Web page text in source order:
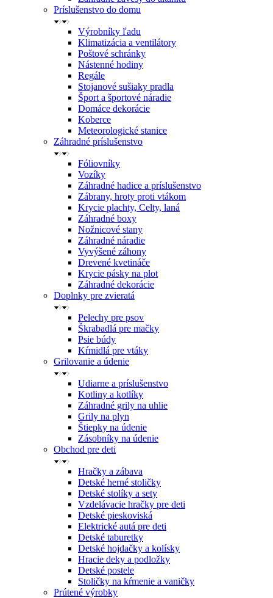
Príslušenstvo do domu
Výrobníky ľadu
Klimatizácia a ventilátory
Poštové schránky
Nástenné hodiny
Regále
Stojanové sušiaky pradla
Šport a športové náradie
Domáce dekorácie
Koberce
Meteorologické stanice
Záhradné príslušenstvo
Fóliovníky
Vozíky
Záhradné hadice a príslušenstvo
Zábrany, hroty proti vtákom
Krycie plachty, Celty, laná
Záhradné boxy
Nožnicové stany
Záhradné náradie
Vyvýšené záhony
Drevené kvetináče
Krycie pásky na plot
Záhradné dekorácie
Doplnky pre zvieratá
Pelechy pre psov
Škrabadlá pre mačky
Psie búdy
Kŕmidlá pre vtáky
Grilovanie a údenie
Udiarne a príslušenstvo
Kotliny a kotlíky
Záhradné grily na uhlie
Grily na plyn
Štiepky na údenie
Zásobníky na údenie
Obchod pre deti
Hračky a zábava
Detské herné stoličky
Detské stolíky a sety
Vzdelávacie hračky pre deti
Detské pieskoviská
Elektrické autá pre deti
Detské taburetky
Detské hojdačky a kolísky
Hracie deky a podložky
Detské postele
Stoličky na kŕmenie a vaničky
Prútené výrobky